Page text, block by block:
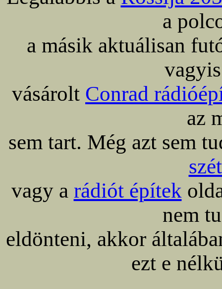
a
a másik aktuálisan
vásárolt Conrad
az
sem tart. Még azt sem
vagy a rádiót építek
nem
eldönteni, akkor
ezt e